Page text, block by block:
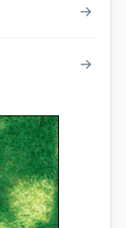
→
→